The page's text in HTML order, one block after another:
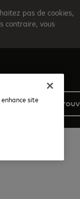
pas de cookies,
contraire, vous
site